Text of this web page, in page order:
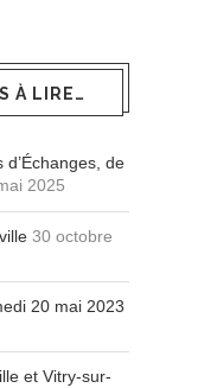
À LIRE…
de
2025
30 octobre
20 mai 2023
et Vitry-sur-